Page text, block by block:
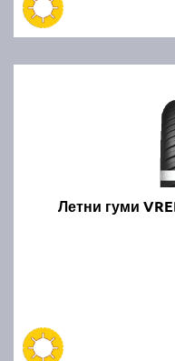
Летни гуми